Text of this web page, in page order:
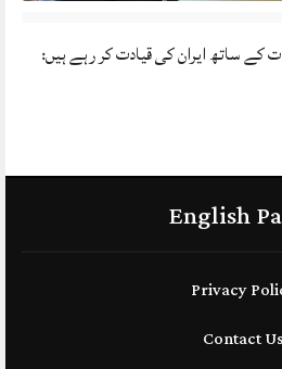
کے ساتھ ایران کی قیادت کر رہے ہیں:
English
Privacy
Contact Us